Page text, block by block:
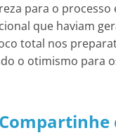
para o
que haviam
total nos
o otimismo para
Compartinhe